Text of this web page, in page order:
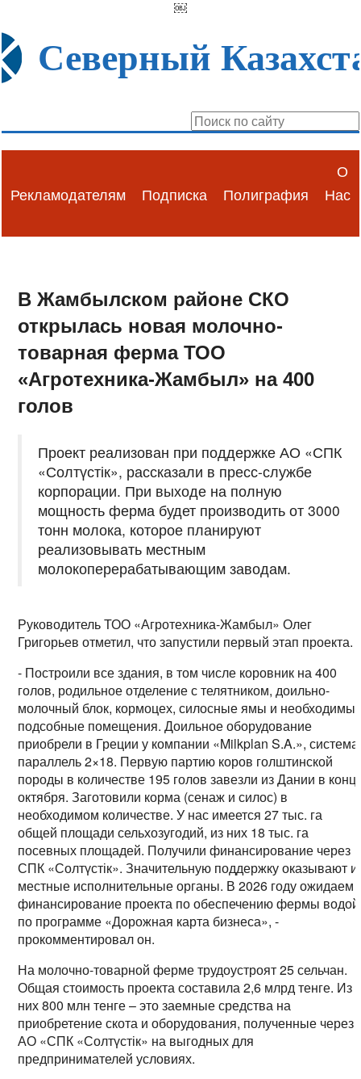
￼
Северный
Рекламодателям Подписка Полиграфия
О
Нас
В Жамбылском районе СКО
открылась новая молочно-
товарная ферма ТОО
«Агротехника-Жамбыл» на 400
голов
Проект реализован при поддержке АО «СПК
«Солтүстік», рассказали в пресс-службе
корпорации. При выходе на полную
мощность ферма будет производить от 3000
тонн молока, которое планируют
реализовывать местным
молокоперерабатывающим заводам.
Руководитель ТОО «Агротехника-Жамбыл» Олег
Григорьев отметил, что запустили первый этап проекта.
- Построили все здания, в том числе коровник на 400
голов, родильное отделение с телятником, доильно-
молочный блок, кормоцех, силосные ямы и
подсобные помещения. Доильное оборудование
приобрели в Греции у компании «Milkplan S.A.»,
параллель 2×18. Первую партию коров голштинской
породы в количестве 195 голов завезли из Дании в
октября. Заготовили корма (сенаж и силос) в
необходимом количестве. У нас имеется 27 тыс. га
общей площади сельхозугодий, из них 18 тыс. га
посевных площадей. Получили финансирование через
СПК «Солтүстік». Значительную поддержку оказывают и
местные исполнительные органы. В 2026 году ожидаем
финансирование проекта по обеспечению фермы водой
по программе «Дорожная карта бизнеса», -
прокомментировал он.
На молочно-товарной ферме трудоустроят 25 сельчан.
Общая стоимость проекта составила 2,6 млрд тенге. Из
них 800 млн тенге – это заемные средства на
приобретение скота и оборудования, полученные через
АО «СПК «Солтүстік» на выгодных для
предпринимателей условиях.